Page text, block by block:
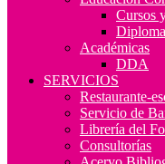
Cursos
Académicas
DDA
SERVICIOS
Restaurante-
Servicio de
Librería del
Consultorías